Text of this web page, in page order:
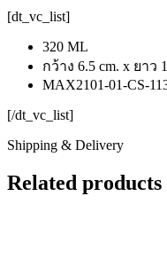
[dt_vc_list]
320 ML
กว้าง 6.5 cm. x ยาว
MAX2101-01-CS-
[/dt_vc_list]
Shipping & Delivery
Related products